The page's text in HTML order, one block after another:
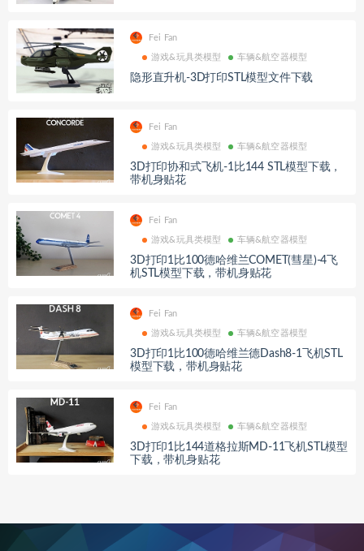
Fei Fan
游戏&玩具类模型 车辆&航空器模型
隐形直升机-3D打印STL模型文件下载
Fei Fan
游戏&玩具类模型 车辆&航空器模型
3D打印协和式飞机-1比144 STL模型下载，
带机身贴花
Fei Fan
游戏&玩具类模型 车辆&航空器模型
3D打印1比100德哈维兰COMET(彗星)-4飞
机STL模型下载，带机身贴花
Fei Fan
游戏&玩具类模型 车辆&航空器模型
3D打印1比100德哈维兰德Dash8-1飞机STL
模型下载，带机身贴花
Fei Fan
游戏&玩具类模型 车辆&航空器模型
3D打印1比144道格拉斯MD-11飞机STL模型
下载，带机身贴花